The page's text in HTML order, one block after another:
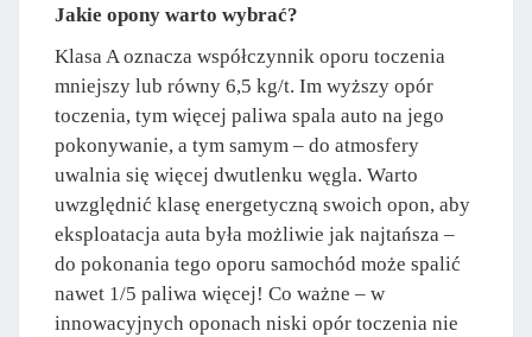
Jakie opony warto wybrać?
Klasa A oznacza współczynnik oporu toczenia
mniejszy lub równy 6,5 kg/t. Im wyższy opór
toczenia, tym więcej paliwa spala auto na jego
pokonywanie, a tym samym – do atmosfery
uwalnia się więcej dwutlenku węgla. Warto
uwzględnić klasę energetyczną swoich opon, aby
eksploatacja auta była możliwie jak najtańsza –
do pokonania tego oporu samochód może spalić
nawet 1/5 paliwa więcej! Co ważne – w
innowacyjnych oponach niski opór toczenia nie